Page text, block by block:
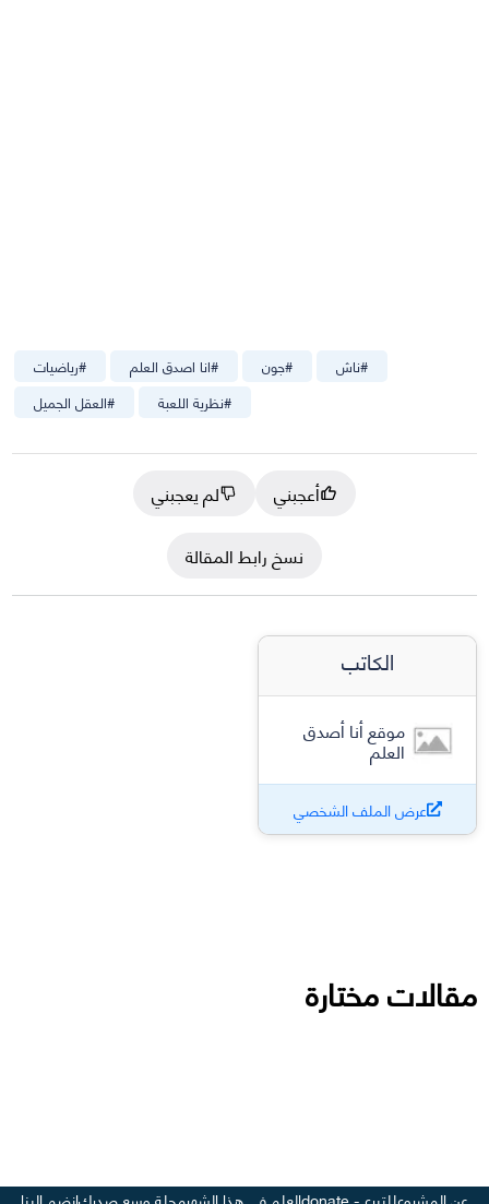
#رياضيات #انا اصدق العلم #جون #ناش
#العقل الجميل #نظرية اللعبة
أعجبني
لم يعجبني
نسخ رابط المقالة
الكاتب
موقع أنا أصدق
العلم
عرض الملف الشخصي
مقالات مختارة